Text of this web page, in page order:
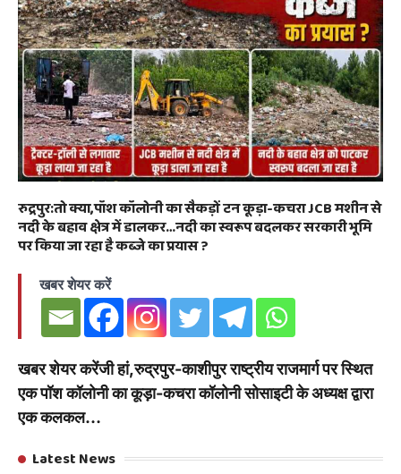
रुद्रपुर:तो क्या,पॉश कॉलोनी का सैकड़ों टन कूड़ा-कचरा JCB मशीन से
नदी के बहाव क्षेत्र में डालकर…नदी का स्वरूप बदलकर सरकारी भूमि
पर किया जा रहा है कब्जे का प्रयास ?
खबर शेयर करें
खबर शेयर करेंजी हां,रुद्रपुर-काशीपुर राष्ट्रीय राजमार्ग पर स्थित
एक पॉश कॉलोनी का कूड़ा-कचरा कॉलोनी सोसाइटी के अध्यक्ष द्वारा
एक कलकल…
Latest News